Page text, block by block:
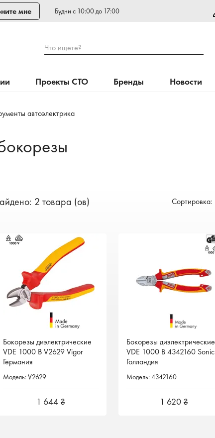
мне Будни с 10:00 до 17:00
Что ищете?
Проекты СТО Бренды Новости
автоэлектрика
2 товара (ов) Сортировка:
Бокорезы диэлектрические
VDE 1000 В V2629 Vigor
Германия
Модель: V2629
1 644 ₴
Бокорезы диэлектрические
VDE 1000 В V2629 Vigor
Германия
Модель: V2629
1 644 ₴
Бокорезы диэлектрические
VDE 1000 В 4342160 Sonic
Голландия
Модель: 4342160
1 620 ₴
Бокорезы диэлектрические
VDE 1000 В 4342160 Sonic
Голландия
Модель: 4342160
1 620 ₴